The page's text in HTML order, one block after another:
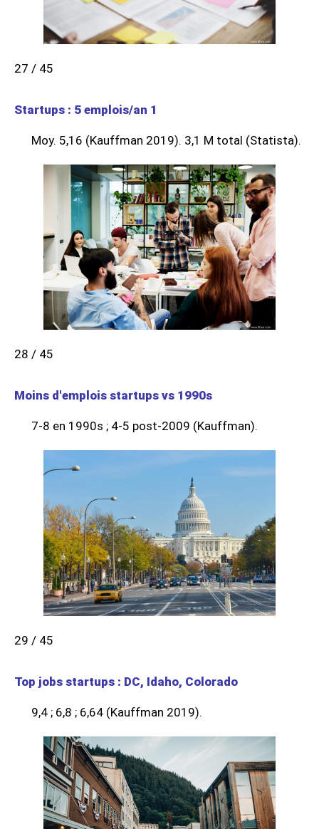
27 / 45
Startups : 5 emplois/an 1
Moy. 5,16 (Kauffman 2019). 3,1 M total (Statista).
28 / 45
Moins d'emplois startups vs 1990s
7-8 en 1990s ; 4-5 post-2009 (Kauffman).
29 / 45
Top jobs startups : DC, Idaho, Colorado
9,4 ; 6,8 ; 6,64 (Kauffman 2019).